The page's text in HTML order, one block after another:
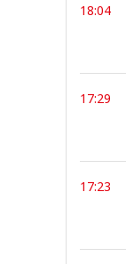
18:04
17:29
17:23